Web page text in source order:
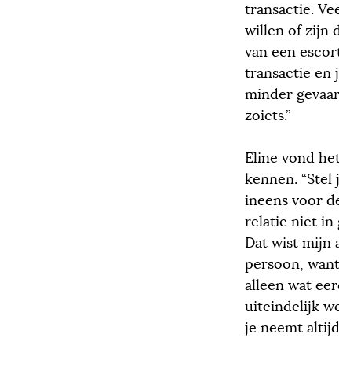
transactie.
willen of zijn
van een
transactie en
minder
zoiets.”
Eline vond
kennen.
ineens voor
relatie niet in
Dat wist mijn
persoon,
alleen wat
uiteindelijk
je neemt